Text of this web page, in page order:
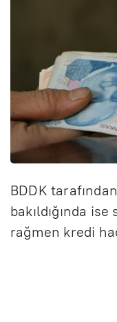
BDDK
bakıldığında
rağmen kredi